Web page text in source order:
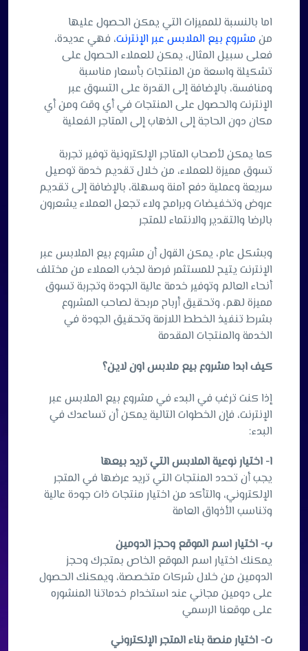
اما بالنسبة للمميزات التي يمكن الحصول عليها
من مشروع بيع الملابس عبر الإنترنت، فهي عديدة،
فعلى سبيل المثال، يمكن للعملاء الحصول على
تشكيلة واسعة من المنتجات بأسعار مناسبة
ومنافسة، بالإضافة إلى القدرة على التسوق عبر
الإنترنت والحصول على المنتجات في أي وقت ومن أي
مكان دون الحاجة إلى الذهاب إلى المتاجر الفعلية
كما يمكن لأصحاب المتاجر الإلكترونية توفير تجربة
تسوق مميزة للعملاء، من خلال تقديم خدمة توصيل
سريعة وعملية دفع آمنة وسهلة، بالإضافة إلى تقديم
عروض وتخفيضات وبرامج ولاء تجعل العملاء يشعرون
بالرضا والتقدير والانتماء للمتجر
وبشكل عام، يمكن القول أن مشروع بيع الملابس عبر
الإنترنت يتيح للمستثمر فرصة لجذب العملاء من مختلف
أنحاء العالم وتوفير خدمة عالية الجودة وتجربة تسوق
مميزة لهم، وتحقيق أرباح مربحة لصاحب المشروع
بشرط تنفيذ الخطط اللازمة وتحقيق الجودة في
الخدمة والمنتجات المقدمة
كيفابدا مشروعبيع ملابساونلاين؟
إذا كنت ترغب في البدء في مشروع بيع الملابس عبر
الإنترنت، فإن الخطوات التالية يمكن أن تساعدك في
البدء:
ا- اختيار نوعية الملابس التي تريد بيعها
يجب أن تحدد المنتجات التي تريد عرضها في المتجر
الإلكتروني، والتأكد من اختيار منتجات ذات جودة عالية
وتناسب الأذواق العامة
ب- اختيار اسم الموقع وحجز الدومين
يمكنك اختيار اسم الموقع الخاص بمتجرك وحجز
الدومين من خلال شركات متخصصة، ويمكنك الحصول
على دومين مجاني عند استخدام خدماتنا المنشوره
على موقعنا الرسمي
ت- اختيار منصة بناء المتجر الإلكتروني